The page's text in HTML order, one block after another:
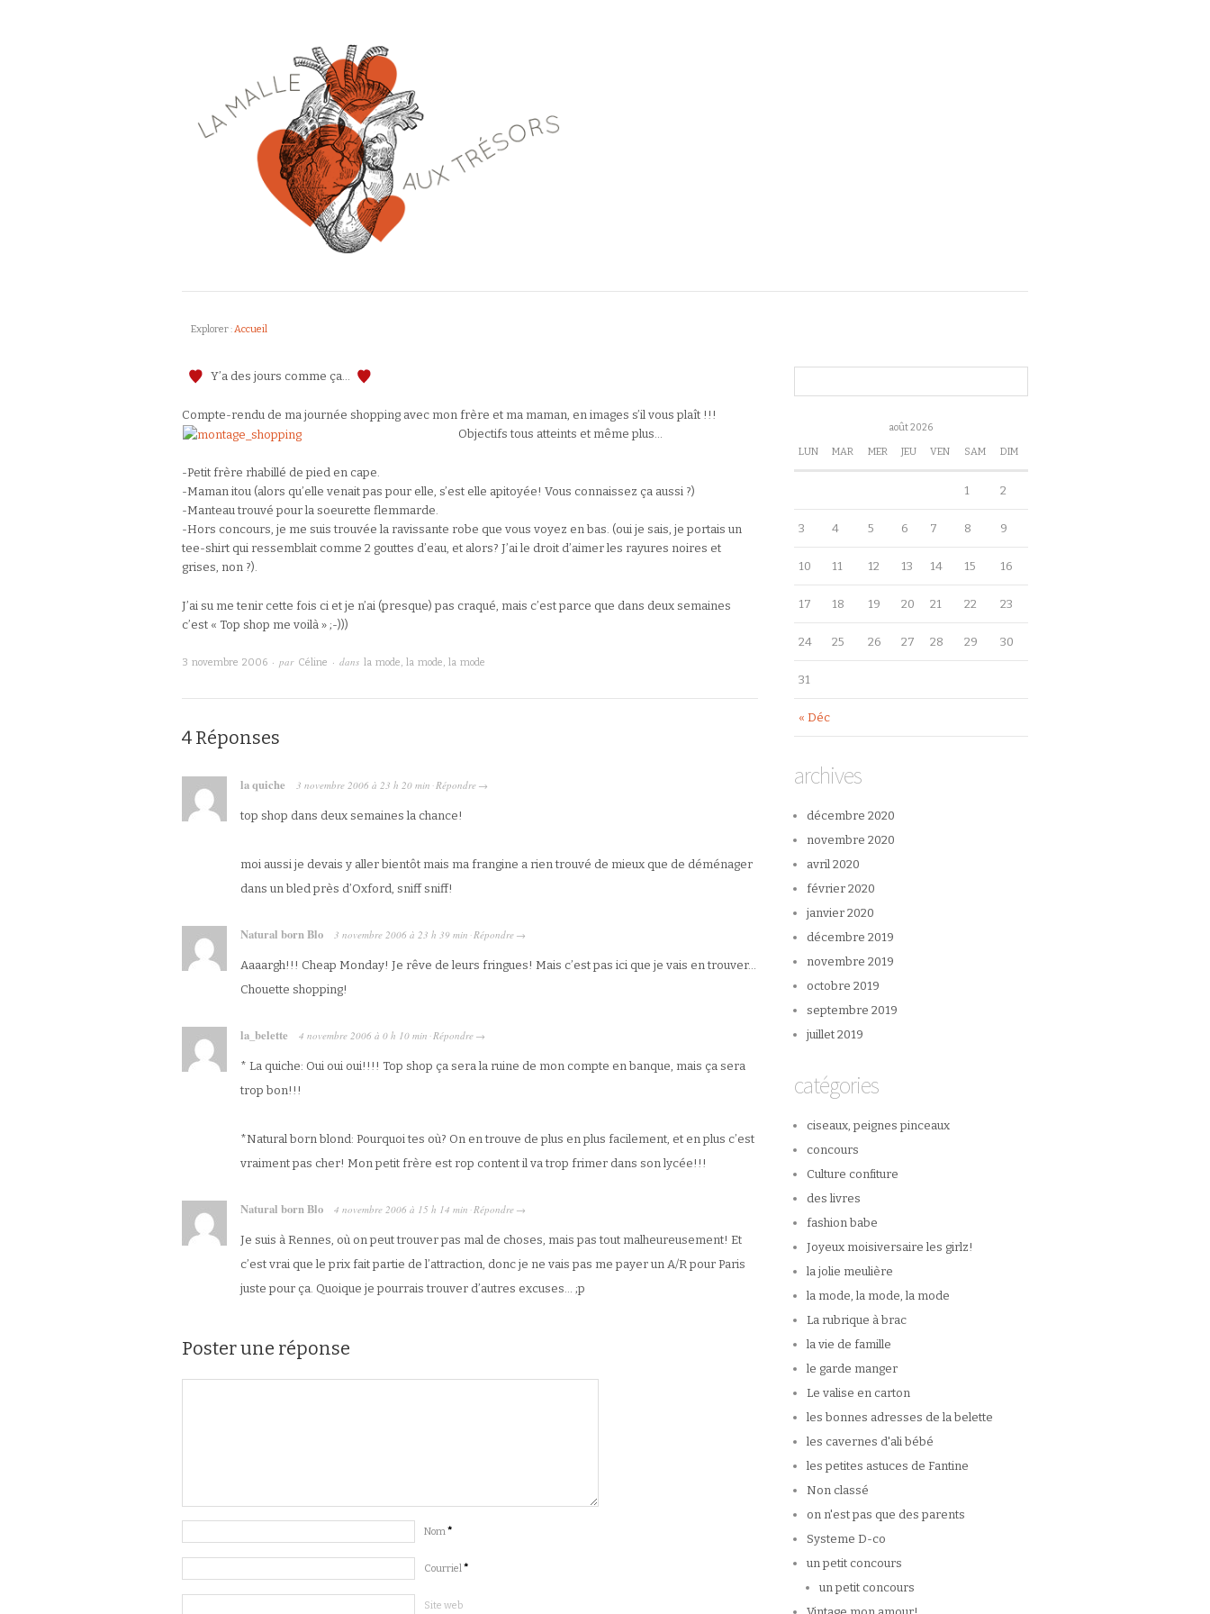
Explorer :Accueil
Y’a des jours comme ça…
Compte-rendu de ma journée shopping avec mon frère et ma maman, en images s’il vous plaît !!!
Objectifs tous atteints et même plus…
-Petit frère rhabillé de pied en cape.
-Maman itou (alors qu’elle venait pas pour elle, s’est elle apitoyée! Vous connaissez ça aussi ?)
-Manteau trouvé pour la soeurette flemmarde.
-Hors concours, je me suis trouvée la ravissante robe que vous voyez en bas. (oui je sais, je portais un
tee-shirt qui ressemblait comme 2 gouttes d’eau, et alors? J’ai le droit d’aimer les rayures noires et
grises, non ?).
J’ai su me tenir cette fois ci et je n’ai (presque) pas craqué, mais c’est parce que dans deux semaines
c’est « Top shop me voilà » ;-)))
3 novembre 2006 · par Céline · dans la mode, la mode, la mode
4 Réponses
la quiche 3 novembre 2006 à 23 h 20 min ·Répondre →
top shop dans deux semaines la chance!
moi aussi je devais y aller bientôt mais ma frangine a rien trouvé de mieux que de déménager
dans un bled près d’Oxford, sniff sniff!
Natural born Blo 3 novembre 2006 à 23 h 39 min ·Répondre →
Aaaargh!!! Cheap Monday! Je rêve de leurs fringues! Mais c’est pas ici que je vais en trouver…
Chouette shopping!
la_belette 4 novembre 2006 à 0 h 10 min ·Répondre →
* La quiche: Oui oui oui!!!! Top shop ça sera la ruine de mon compte en banque, mais ça sera
trop bon!!!
*Natural born blond: Pourquoi tes où? On en trouve de plus en plus facilement, et en plus c’est
vraiment pas cher! Mon petit frère est rop content il va trop frimer dans son lycée!!!
Natural born Blo 4 novembre 2006 à 15 h 14 min ·Répondre →
Je suis à Rennes, où on peut trouver pas mal de choses, mais pas tout malheureusement! Et
c’est vrai que le prix fait partie de l’attraction, donc je ne vais pas me payer un A/R pour Paris
juste pour ça. Quoique je pourrais trouver d’autres excuses… ;p
Poster une réponse
Nom*
Courriel*
Site web
août 2026
LUN MAR MER JEU VEN SAM DIM
« Déc
1 2
3 4 5 6 7 8 9
10 11 12 13 14 15 16
17 18 19 20 21 22 23
24 25 26 27 28 29 30
31
archives
décembre 2020
novembre 2020
avril 2020
février 2020
janvier 2020
décembre 2019
novembre 2019
octobre 2019
septembre 2019
juillet 2019
catégories
ciseaux, peignes pinceaux
concours
Culture confiture
des livres
fashion babe
Joyeux moisiversaire les girlz!
la jolie meulière
la mode, la mode, la mode
La rubrique à brac
la vie de famille
le garde manger
Le valise en carton
les bonnes adresses de la belette
les cavernes d'ali bébé
les petites astuces de Fantine
Non classé
on n'est pas que des parents
Systeme D-co
un petit concours
un petit concours